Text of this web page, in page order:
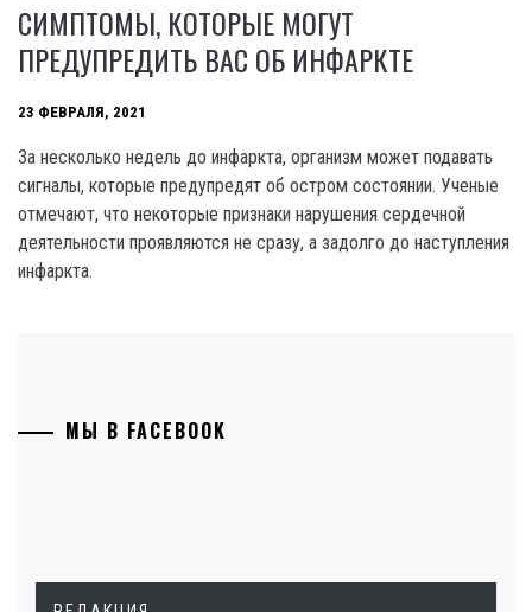
СИМПТОМЫ, КОТОРЫЕ МОГУТ
ПРЕДУПРЕДИТЬ ВАС ОБ ИНФАРКТЕ
23 ФЕВРАЛЯ, 2021
За несколько недель до инфаркта, организм может подавать
сигналы, которые предупредят об остром состоянии. Ученые
отмечают, что некоторые признаки нарушения сердечной
деятельности проявляются не сразу, а задолго до наступления
инфаркта.
МЫ В FACEBOOK